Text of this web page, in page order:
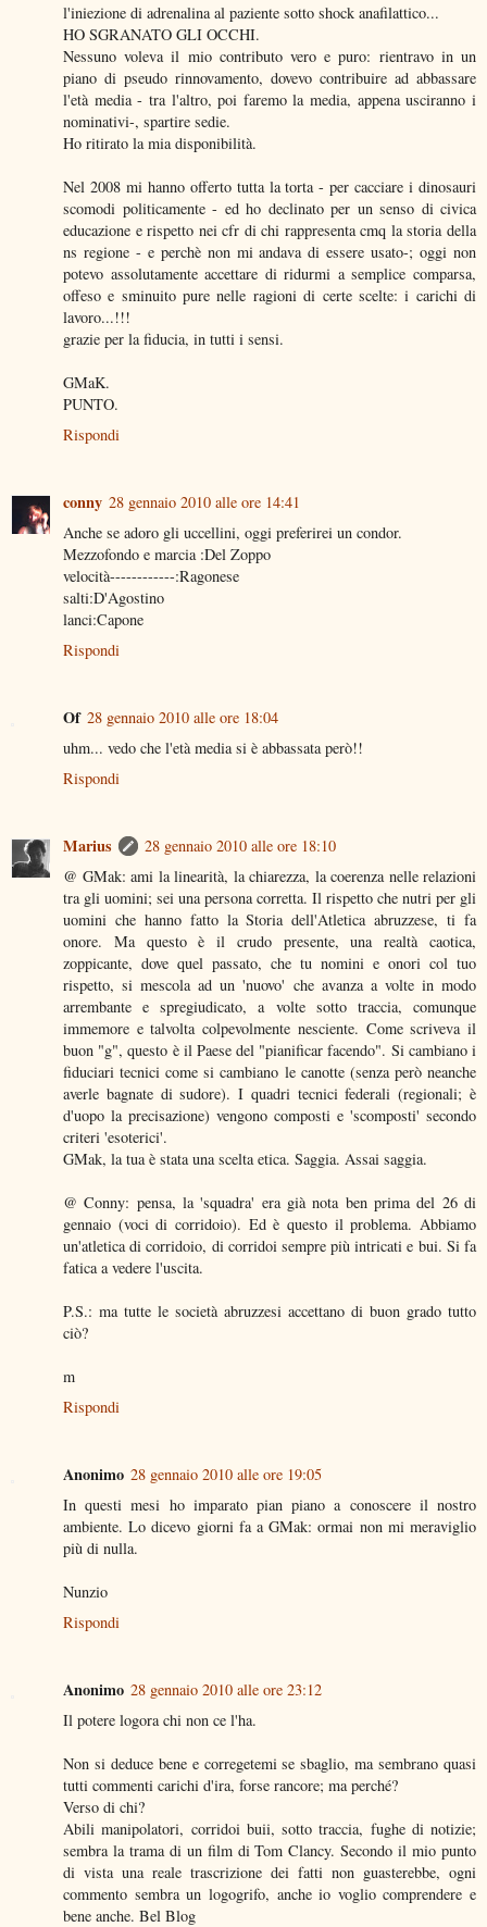
l'iniezione di adrenalina al paziente sotto shock anafilattico...
HO SGRANATO GLI OCCHI.
Nessuno voleva il mio contributo vero e puro: rientravo in un
piano di pseudo rinnovamento, dovevo contribuire ad abbassare
l'età media - tra l'altro, poi faremo la media, appena usciranno i
nominativi-, spartire sedie.
Ho ritirato la mia disponibilità.
Nel 2008 mi hanno offerto tutta la torta - per cacciare i dinosauri
scomodi politicamente - ed ho declinato per un senso di civica
educazione e rispetto nei cfr di chi rappresenta cmq la storia della
ns regione - e perchè non mi andava di essere usato-; oggi non
potevo assolutamente accettare di ridurmi a semplice comparsa,
offeso e sminuito pure nelle ragioni di certe scelte: i carichi di
lavoro...!!!
grazie per la fiducia, in tutti i sensi.
GMaK.
PUNTO.
Rispondi
conny 28 gennaio 2010 alle ore 14:41
Anche se adoro gli uccellini, oggi preferirei un condor.
Mezzofondo e marcia :Del Zoppo
velocità------------:Ragonese
salti:D'Agostino
lanci:Capone
Rispondi
Of 28 gennaio 2010 alle ore 18:04
uhm... vedo che l'età media si è abbassata però!!
Rispondi
Marius
28 gennaio 2010 alle ore 18:10
@ GMak: ami la linearità, la chiarezza, la coerenza nelle relazioni
tra gli uomini; sei una persona corretta. Il rispetto che nutri per gli
uomini che hanno fatto la Storia dell'Atletica abruzzese, ti fa
onore. Ma questo è il crudo presente, una realtà caotica,
zoppicante, dove quel passato, che tu nomini e onori col tuo
rispetto, si mescola ad un 'nuovo' che avanza a volte in modo
arrembante e spregiudicato, a volte sotto traccia, comunque
immemore e talvolta colpevolmente nesciente. Come scriveva il
buon "g", questo è il Paese del "pianificar facendo". Si cambiano i
fiduciari tecnici come si cambiano le canotte (senza però neanche
averle bagnate di sudore). I quadri tecnici federali (regionali; è
d'uopo la precisazione) vengono composti e 'scomposti' secondo
criteri 'esoterici'.
GMak, la tua è stata una scelta etica. Saggia. Assai saggia.
@ Conny: pensa, la 'squadra' era già nota ben prima del 26 di
gennaio (voci di corridoio). Ed è questo il problema. Abbiamo
un'atletica di corridoio, di corridoi sempre più intricati e bui. Si fa
fatica a vedere l'uscita.
P.S.: ma tutte le società abruzzesi accettano di buon grado tutto
ciò?
m
Rispondi
Anonimo 28 gennaio 2010 alle ore 19:05
In questi mesi ho imparato pian piano a conoscere il nostro
ambiente. Lo dicevo giorni fa a GMak: ormai non mi meraviglio
più di nulla.
Nunzio
Rispondi
Anonimo 28 gennaio 2010 alle ore 23:12
Il potere logora chi non ce l'ha.
Non si deduce bene e corregetemi se sbaglio, ma sembrano quasi
tutti commenti carichi d'ira, forse rancore; ma perché?
Verso di chi?
Abili manipolatori, corridoi buii, sotto traccia, fughe di notizie;
sembra la trama di un film di Tom Clancy. Secondo il mio punto
di vista una reale trascrizione dei fatti non guasterebbe, ogni
commento sembra un logogrifo, anche io voglio comprendere e
bene anche. Bel Blog